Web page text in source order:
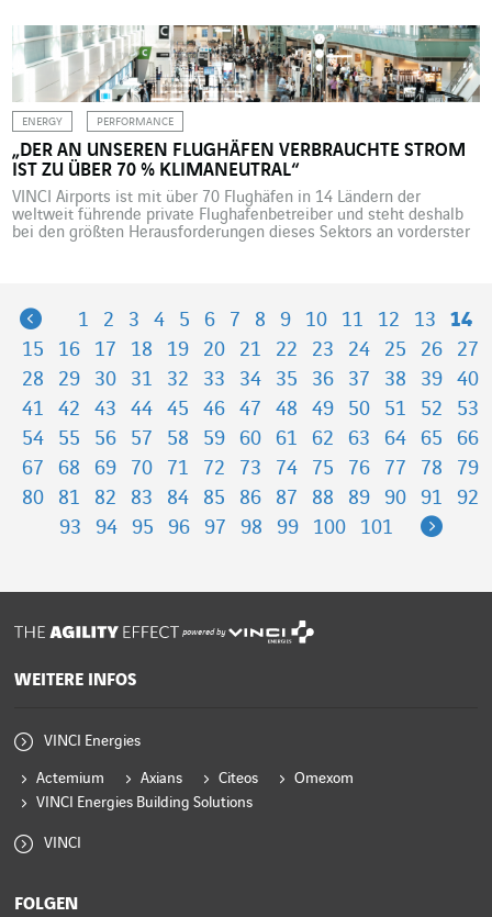
Flughafenbetreiber mit 46 Flughäfen und zwei Heliports in
Spanien sowie direkten oder indirekten Beteiligungen an 23
weiteren Flughafenstandorten weltweit. Axians, die ICT-Marke von
[…]
ENERGY PERFORMANCE
„DER AN UNSEREN FLUGHÄFEN VERBRAUCHTE STROM
IST ZU ÜBER 70 % KLIMANEUTRAL“
VINCI Airports ist mit über 70 Flughäfen in 14 Ländern der
weltweit führende private Flughafenbetreiber und steht deshalb
bei den größten Herausforderungen dieses Sektors an vorderster
Concessions. […]
Previous
1 2 3 4 5 6 7 8 9 10 11 12 13
14
15
16 17 18 19 20 21 22 23 24 25 26
27
28
29 30 31 32 33 34 35 36 37 38 39
40
41
42 43 44 45 46 47 48 49 50 51 52
53
54
55 56 57 58 59 60 61 62 63 64 65
66
67
68 69 70 71 72 73 74 75 76 77 78
79
80
81 82 83 84 85 86 87 88 89 90 91
92
93
94 95 96 97 98 99 100 101 Next
powered by
WEITERE INFOS
VINCI Energies
Actemium Axians Citeos
Omexom
VINCI Energies Building Solutions
VINCI
FOLGEN